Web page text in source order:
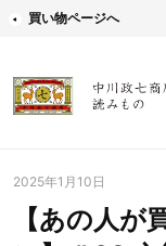
買い物ページへ
2025年1月10日
【あの人